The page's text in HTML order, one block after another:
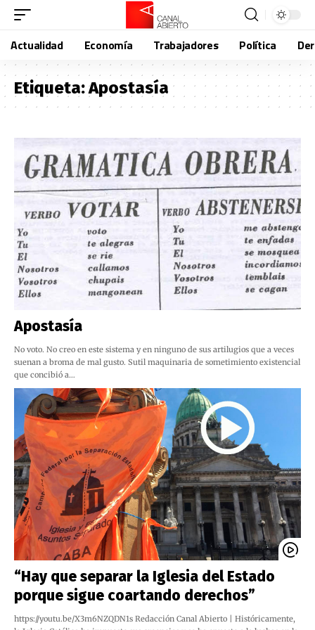
Actualidad Economía Trabajadores Política
Etiqueta:Apostasía
Apostasía
No voto. No creo en este sistema y en ninguno de sus artilugios que a veces
suenan a broma de mal gusto. Sutil maquinaria de sometimiento existencial
que concibió a…
“Hay que separar la Iglesia del Estado
porque sigue coartando derechos”
https://youtu.be/X3m6NZQDN1s Redacción Canal Abierto | Históricamente,